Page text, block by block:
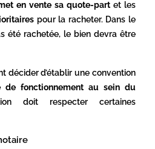
en vente sa quote-partet les
pour la racheter. Dans le
été rachetée, le bien devra être
décider d’établir une convention
de fonctionnement au sein du
doit respecter certaines